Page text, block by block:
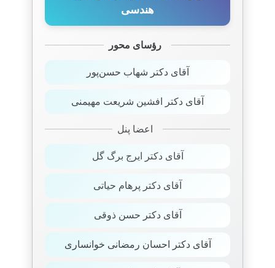
هندسی
رؤسای محور
آقای دکتر شهاب حسن‌پور
آقای دکتر افشین شریعت مهیمنی
اعضا پنل
آقای دکتر ایرج برگ گل
آقای دکتر پرهام حیاتی
آقای دکتر حسن ذوقی
آقای دکتر احسان رمضانی خوانساری